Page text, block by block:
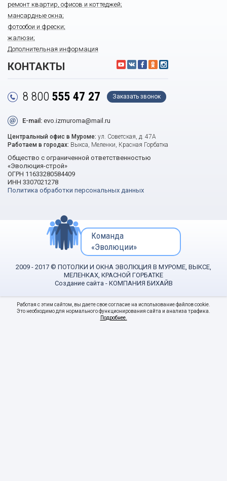
ремонт квартир, офисов и коттеджей;
мансардные окна;
фотообои и фрески;
жалюзи;
Дополнительная информация
КОНТАКТЫ
8 800 555 47 27 Заказать звонок
E-mail: evo.izmuroma@mail.ru
Центральный офис в Муроме: ул. Советская, д. 47А
Работаем в городах: Выкса, Меленки, Красная Горбатка
Общество с ограниченной ответственностью
«Эволюция-строй»
ОГРН 11633280584409
ИНН 3307021278
Политика обработки персональных данных
Команда
«Эволюции»
2009 - 2017 © ПОТОЛКИ И ОКНА ЭВОЛЮЦИЯ В МУРОМЕ, ВЫКСЕ,
МЕЛЕНКАХ, КРАСНОЙ ГОРБАТКЕ
Создание сайта - КОМПАНИЯ БИХАЙВ
Работая с этим сайтом, вы даете свое согласие на использование файлов cookie.
Это необходимо для нормального функционирования сайта и анализа трафика.
Подробнее.